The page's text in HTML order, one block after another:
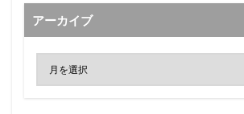
アーカイブ